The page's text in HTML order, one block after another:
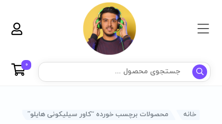
0
خانه محصولات برچسب خورده “کاور سیلیکونی هایلو”